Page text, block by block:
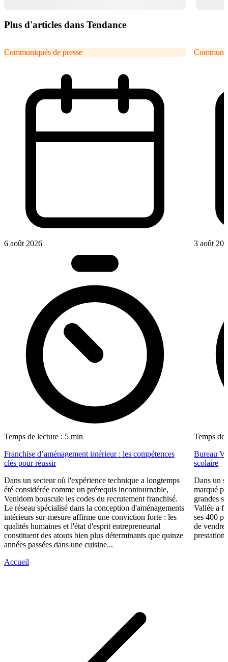
Plus d'articles dans Tendance
Communiqués de presse
6 août 2026
Temps de lecture : 5 min
Franchise d’aménagement intérieur : les compétences
clés pour réussir
Dans un secteur où l'expérience technique a longtemps
été considérée comme un prérequis incontournable,
Venidom bouscule les codes du recrutement franchisé.
Le réseau spécialisé dans la conception d'aménagements
intérieurs sur-mesure affirme une conviction forte : les
qualités humaines et l'état d'esprit entrepreneurial
constituent des atouts bien plus déterminants que quinze
années passées dans une cuisine...
3 août
Temps de
Bureau
scolaire
Dans un
marqué
grandes
Vallée a
ses 400
de vendre
Accueil